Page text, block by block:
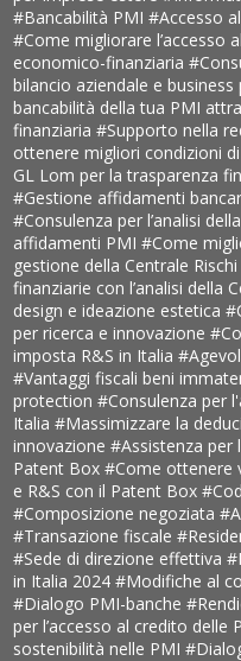
#Bancabilità PMI#Accesso
#Come migliorare l’accesso
economico-finanziaria
bilancio aziendale e
bancabilità della tua PMI
finanziaria#Supporto nella
ottenere migliori condizioni
GL Lom per la trasparenza
#Gestione affidamenti
#Consulenza per l’analisi
affidamenti PMI#Come
gestione della Centrale
finanziarie con l’analisi della
design e ideazione estetica
per ricerca e innovazione
imposta R&S in Italia
#Vantaggi fiscali beni
protection#Consulenza per
Italia#Massimizzare la
innovazione#Assistenza per
Patent Box#Come ottenere
e R&S con il Patent Box
#Composizione negoziata
#Transazione fiscale
#Sede di direzione effettiva
in Italia 2024#Modifiche al
#Dialogo PMI-banche
per l’accesso al credito delle
sostenibilità nelle PMI